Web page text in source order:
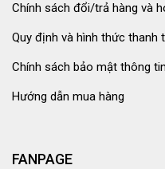
Chính sách đổi/trả hàng và
Quy định và hình thức thanh
Chính sách bảo mật thông tin
Hướng dẫn mua hàng
FANPAGE